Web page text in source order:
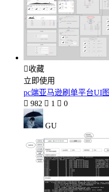
收藏
立即使用
pc端亚马逊刷单平台UI图
 982  1  0
GU